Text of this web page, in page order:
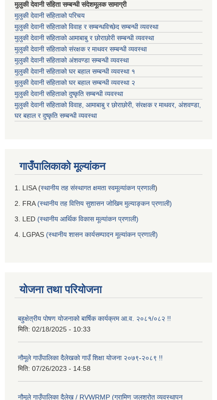
मुलुकी देवानी संहिता सम्बन्धी संदेशमूलक सामाग्री
मुलुकी देवानी संहिताको परिचय
मुलुकी देवानी संहिताको विवाह र सम्बन्धविच्छेद सम्बन्धी व्यवस्था
मुलुकी देवानी संहिताको आमाबाबु र छोराछोरी सम्बन्धी व्यवस्था
मुलुकी देवानी संहिताको संरक्षक र माथवर सम्बन्धी व्यवस्था
मुलुकी देवानी संहिताको अंशवण्डा सम्बन्धी व्यवस्था
मुलुकी देवानी संहिताको घर बहाल सम्बन्धी व्यवस्था १
मुलुकी देवानी संहिताको घर बहाल सम्बन्धी व्यवस्था २
मुलुकी देवानी संहिताको दुष्कृति सम्बन्धी व्यवस्था
मुलुकी देवानी संहिताको विवाह, आमाबाबु र छोराछोरी, संरक्षक र माथवर, अंशवण्डा,
घर बहाल र दुष्कृति सम्बन्धी व्यवस्था
गाउँपालिकाको मूल्यांकन
1. LISA (स्थानीय तह संस्थागत क्षमता स्वमूल्यांकन प्रणाली)
2. FRA(स्थानीय तह वित्तिय सुशासन जोखिम मुल्याङ्कन प्रणाली)
3. LED (स्थानीय आर्थिक विकास मूल्यांकन प्रणाली)
4. LGPAS (स्थानीय शासन कार्यसम्पादन मूल्यांकन प्रणाली)
योजना तथा परियोजना
बहुक्षेत्रीय पोषण योजनाको बार्षिक कार्यक्रम आ.व. २०८१/०८२ !!
मिति: 02/18/2025 - 10:33
नौमूले गाउँपालिका दैलेखको गाउँ शिक्षा योजना २०७९-२०८९ !!
मिति: 07/26/2023 - 14:58
नौमूले गाउँपालिका दैलेख / RVWRMP (ग्रामिण जलश्रोत व्यवस्थापन